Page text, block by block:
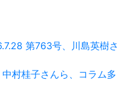
第763号、川島英樹さ
村桂子さんら、コラム多